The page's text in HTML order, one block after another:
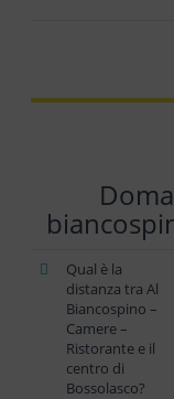
Qual è la
distanza tra Al
Biancospino –
Camere –
Ristorante e il
centro di
Bossolasco?